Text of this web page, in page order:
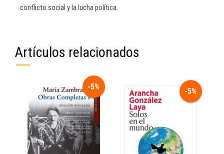
conflicto social y la lucha política.
Artículos relacionados
-5% -5%